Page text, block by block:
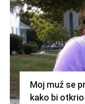
Moj muž se
kako bi